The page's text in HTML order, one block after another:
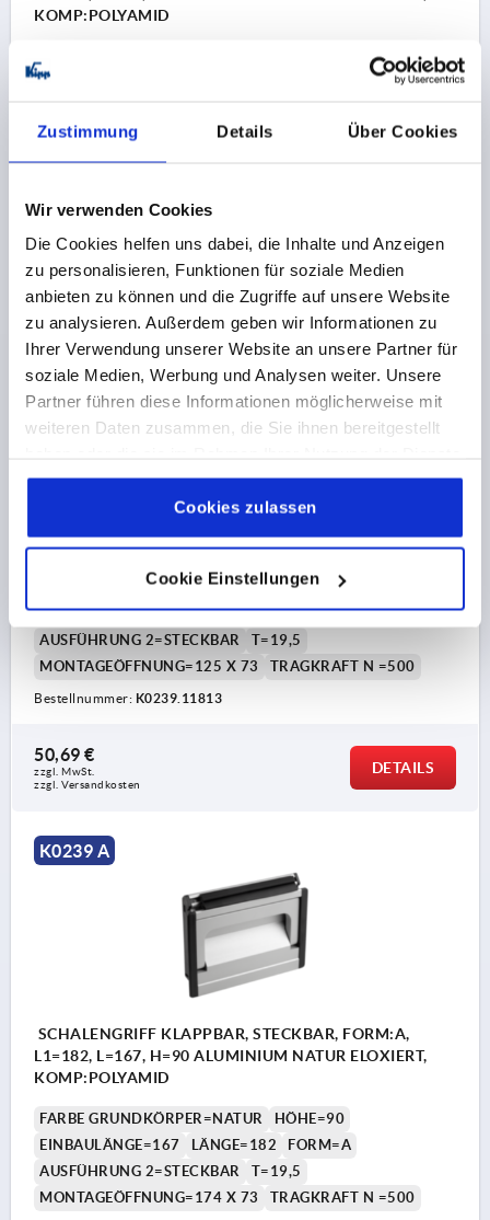
Zustimmung Details Über Cookies
Wir verwenden Cookies
Die Cookies helfen uns dabei, die Inhalte und Anzeigen
zu personalisieren, Funktionen für soziale Medien
anbieten zu können und die Zugriffe auf unsere Website
zu analysieren. Außerdem geben wir Informationen zu
Ihrer Verwendung unserer Website an unsere Partner für
soziale Medien, Werbung und Analysen weiter. Unsere
Partner führen diese Informationen möglicherweise mit
weiteren Daten zusammen, die Sie ihnen bereitgestellt
gesammelt haben.Cookie Richtlinien
Datenschutz|AGB
Cookies zulassen
Cookie Einstellungen
KOMP:POLYAMID
EINBAULÄNGE=100
MONTAGEÖFFNUNG=107 X 73
TRAGKRAFT N =500
Bestellnummer:K0239.10013
zzgl. MwSt.
zzgl. Versandkosten
DETAILS
K0239 A
SCHALENGRIFF KLAPPBAR, STECKBAR, FORM:A,
KOMP:POLYAMID
FARBE GRUNDKÖRPER=NATUR
HÖHE=90
EINBAULÄNGE=118
LÄNGE=133
FORM=A
AUSFÜHRUNG 2=STECKBAR
T=19,5
MONTAGEÖFFNUNG=125 X 73
TRAGKRAFT N =500
Bestellnummer: K0239.11813
50,69 €
zzgl. MwSt.
zzgl. Versandkosten
DETAILS
K0239 A
SCHALENGRIFF KLAPPBAR, STECKBAR, FORM:A,
L1=182, L=167, H=90 ALUMINIUM NATUR ELOXIERT,
KOMP:POLYAMID
FARBE GRUNDKÖRPER=NATUR
HÖHE=90
EINBAULÄNGE=167
LÄNGE=182
FORM=A
AUSFÜHRUNG 2=STECKBAR
T=19,5
MONTAGEÖFFNUNG=174 X 73
TRAGKRAFT N =500